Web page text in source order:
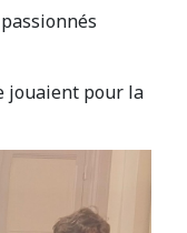
jouaient pour la